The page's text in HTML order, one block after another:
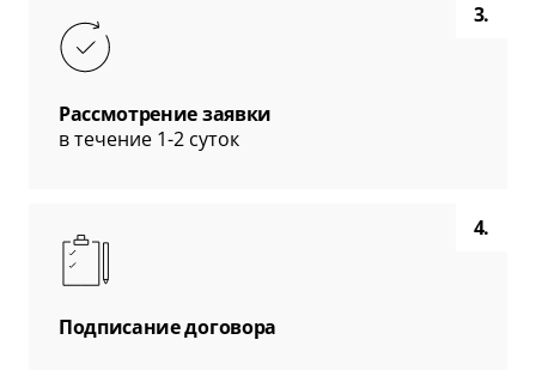
3.
Рассмотрение заявки
в течение 1-2 суток
4.
Подписание договора